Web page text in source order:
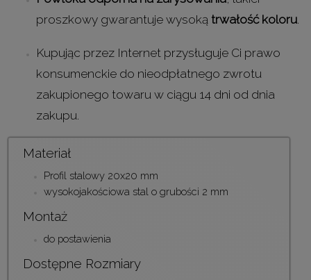
proszkowy gwarantuje wysoką trwałość koloru.
Kupując przez Internet przysługuje Ci prawo
konsumenckie do nieodpłatnego zwrotu
zakupionego towaru w ciągu 14 dni od dnia
zakupu.
Materiał
Profil stalowy 20x20 mm
wysokojakościowa stal o grubości 2 mm
Montaż
do postawienia
Dostępne Rozmiary